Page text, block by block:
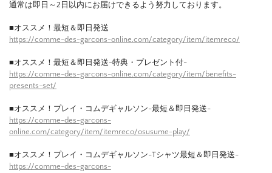
通常は即日～2日以内にお届けできるよう努力しております。
■オススメ！最短＆即日発送
https://comme-des-garcons-online.com/category/item/itemreco/
■オススメ！最短＆即日発送-特典・プレゼント付-
https://comme-des-garcons-online.com/category/item/benefits-
presents-set/
■オススメ！プレイ・コムデギャルソン-最短＆即日発送-
https://comme-des-garcons-
online.com/category/item/itemreco/osusume-play/
■オススメ！プレイ・コムデギャルソン-Tシャツ最短＆即日発送-
https://comme-des-garcons-